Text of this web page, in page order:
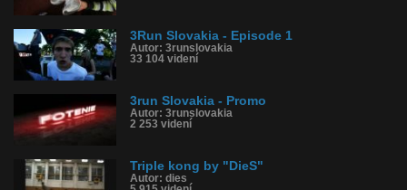
3Run Slovakia - Episode 1
Autor: 3runslovakia
33 104 videní
3run Slovakia - Promo
Autor: 3runslovakia
2 253 videní
Triple kong by "DieS"
Autor: dies